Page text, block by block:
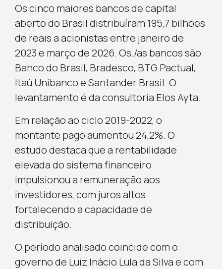
Os cinco maiores bancos de capital
aberto do Brasil distribuíram 195,7 bilhões
de reais a acionistas entre janeiro de
2023 e março de 2026. Os./as bancos são
Banco do Brasil, Bradesco, BTG Pactual,
Itaú Unibanco e Santander Brasil. O
levantamento é da consultoria Elos Ayta.
Em relação ao ciclo 2019-2022, o
montante pago aumentou 24,2%. O
estudo destaca que a rentabilidade
elevada do sistema financeiro
impulsionou a remuneração aos
investidores, com juros altos
fortalecendo a capacidade de
distribuição.
O período analisado coincide com o
governo de Luiz Inácio Lula da Silva e com